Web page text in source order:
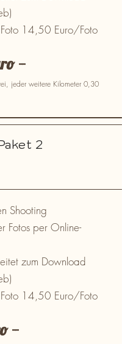
14,50 Euro/Foto
--
jeder weitere Kilometer 0,30
2
Shooting
Fotos per Online-
zum Download
14,50 Euro/Foto
--